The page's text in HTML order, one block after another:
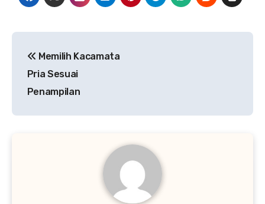
pos
Memilih Kacamata
Pria Sesuai
Penampilan